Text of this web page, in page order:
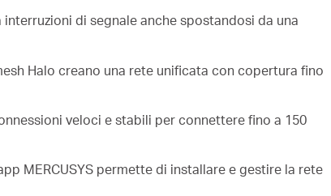
interruzioni di segnale anche spostandosi da una
Halo creano una rete unificata con copertura fino
veloci e stabili per connettere fino a 150
MERCUSYS permette di installare e gestire la rete